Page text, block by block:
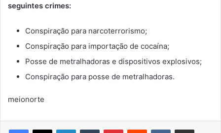
seguintes crimes:
Conspiração para narcoterrorismo;
Conspiração para importação de cocaína;
Posse de metralhadoras e dispositivos explosivos;
Conspiração para posse de metralhadoras.
meionorte
LinkedinTumblr PinterestReddit VK Compartilhar via e-mail